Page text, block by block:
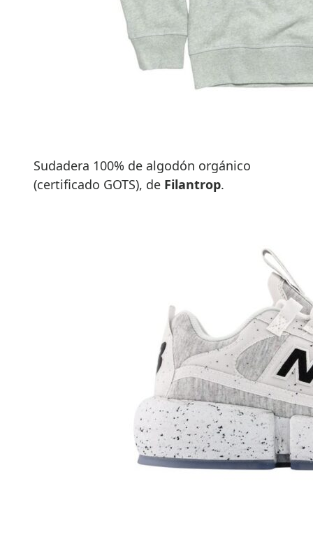
Sudadera 100% de algodón orgánico
(certificado GOTS), de Filantrop.